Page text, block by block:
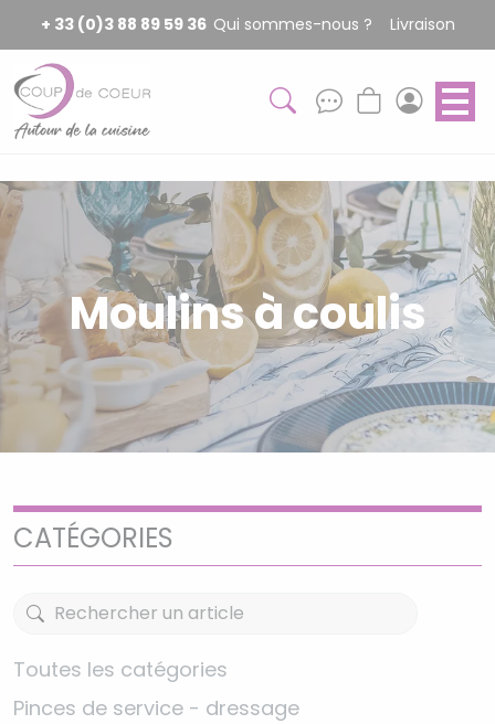
+ 33 (0)3 88 89 59 36 Qui sommes-nous ? Livraison
Moulins à coulis
CATÉGORIES
Toutes les catégories
Pinces de service - dressage
Panneau de gestion des cookies